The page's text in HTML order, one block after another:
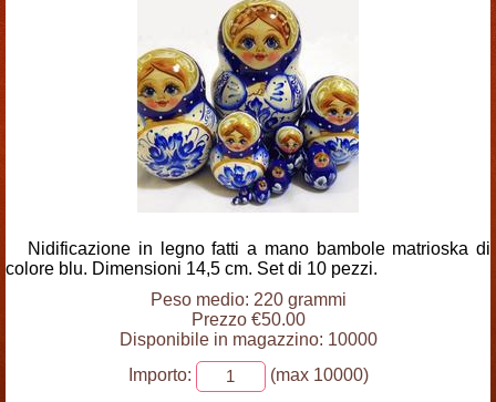
Nidificazione in legno fatti a mano bambole matrioska di
colore blu. Dimensioni 14,5 cm. Set di 10 pezzi.
Peso medio: 220 grammi
Prezzo €50.00
Disponibile in magazzino: 10000
Importo:
(max 10000)